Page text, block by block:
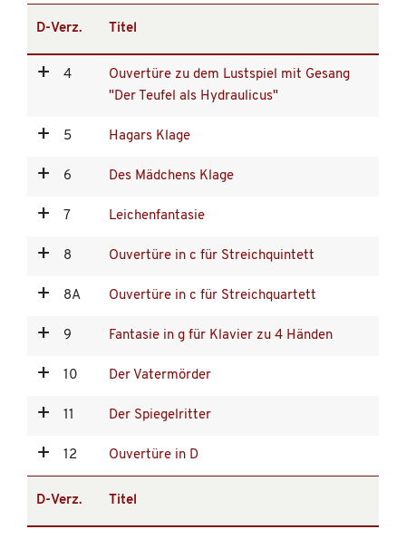
D-Verz. Titel
4
Ouvertüre zu dem Lustspiel mit Gesang
"Der Teufel als Hydraulicus"
5 Hagars Klage
6 Des Mädchens Klage
7 Leichenfantasie
8 Ouvertüre in c für Streichquintett
8A Ouvertüre in c für Streichquartett
9 Fantasie in g für Klavier zu 4 Händen
10 Der Vatermörder
11 Der Spiegelritter
12 Ouvertüre in D
D-Verz. Titel